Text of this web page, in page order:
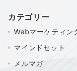
カテゴリー
Webマーケティン
マインドセット
メルマガ